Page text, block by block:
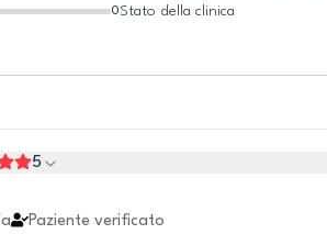
0Stato della clinica
5
Paziente verificato